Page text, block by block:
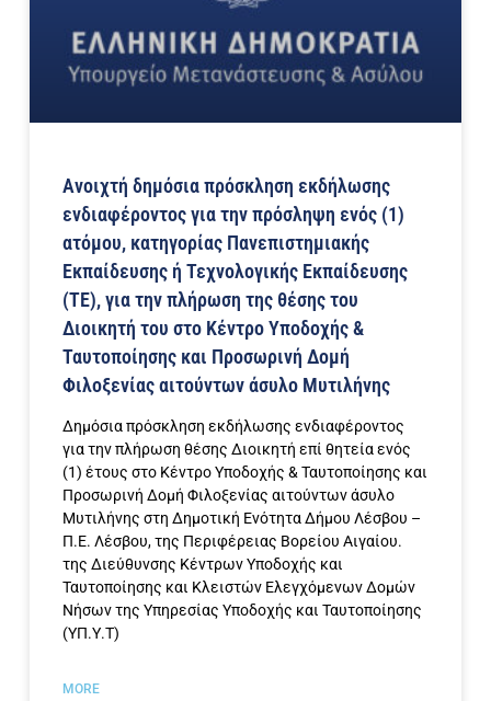
Ανοιχτή δημόσια πρόσκληση εκδήλωσης
ενδιαφέροντος για την πρόσληψη ενός (1)
ατόμου, κατηγορίας Πανεπιστημιακής
Εκπαίδευσης ή Τεχνολογικής Εκπαίδευσης
(ΤΕ), για την πλήρωση της θέσης του
Διοικητή του στo Kέντρο Υποδοχής &
Ταυτοποίησης και Προσωρινή Δομή
Φιλοξενίας αιτούντων άσυλο Μυτιλήνης
Δημόσια πρόσκληση εκδήλωσης ενδιαφέροντος
για την πλήρωση θέσης Διοικητή επί θητεία ενός
(1) έτους στο Κέντρο Υποδοχής & Ταυτοποίησης και
Προσωρινή Δομή Φιλοξενίας αιτούντων άσυλο
Μυτιλήνης στη Δημοτική Ενότητα Δήμου Λέσβου –
Π.Ε. Λέσβου, της Περιφέρειας Βορείου Αιγαίου.
της Διεύθυνσης Κέντρων Υποδοχής και
Ταυτοποίησης και Κλειστών Ελεγχόμενων Δομών
Νήσων της Υπηρεσίας Υποδοχής και Ταυτοποίησης
(ΥΠ.Υ.Τ)
MORE